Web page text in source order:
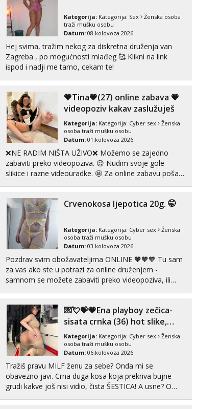
Vanesa
Tel:064/677-677- Kod: #74
tel:0,93€ - mob:1,12€ min
Čekam tvoj poziv!
Tel: 064/677-677- Kod: #123
tel:0,93€ - mob:1,12€ min
Anđela
Čekam tvoj poziv!
Tel:064/677-677 - Kod: #142
tel:0,93€ - mob:1,12€ min
Kategorija: Kategorija: Sex
Ženska osoba
traži mušku osobu
Datum: 08.kolovoza 2026.
Hej svima, tražim nekog za diskretna druženja van
Zagreba , po mogućnosti mlađeg 🥰 Klikni na link
ispod i nadji me tamo, cekam te!
💗Tina💗(27) online zabava 💗
videopoziv kakav zaslužuješ
Kategorija: Kategorija: Cyber sex
Ženska
osoba traži mušku osobu
Datum: 01.kolovoza 2026.
❌NE RADIM NIŠTA UŽIVO❌ Možemo se zajedno
zabaviti preko videopoziva. 😉 Nudim svoje gole
slikice i razne videouradke. 🤩 Za online zabavu pošalji
vidjeti na videopozivu. 😉 S vama sam vec 5 ...
Crvenokosa ljepotica 20g. 🤭
Kategorija: Kategorija: Cyber sex
Ženska
osoba traži mušku osobu
Datum: 03.kolovoza 2026.
Pozdrav svim obožavateljima ONLINE 🧡🧡🧡 Tu sam
za vas ako ste u potrazi za online druženjem -
samnom se možete zabaviti preko videopoziva, ili
tipkanja uz slike i hot line pozive. Za vas sam
pripremila ...
💌💘💝💗Ena playboy zečica-
sisata crnka (36) hot slike,
videa i c2c💗
Kategorija: Kategorija: Cyber sex
Ženska
osoba traži mušku osobu
Datum: 06.kolovoza 2026.
Tražiš pravu MILF ženu za sebe? Onda mi se
obavezno javi. Crna duga kosa koja prekriva bujne
grudi kakve još nisi vidio, čista ŠESTICA! A usne? O